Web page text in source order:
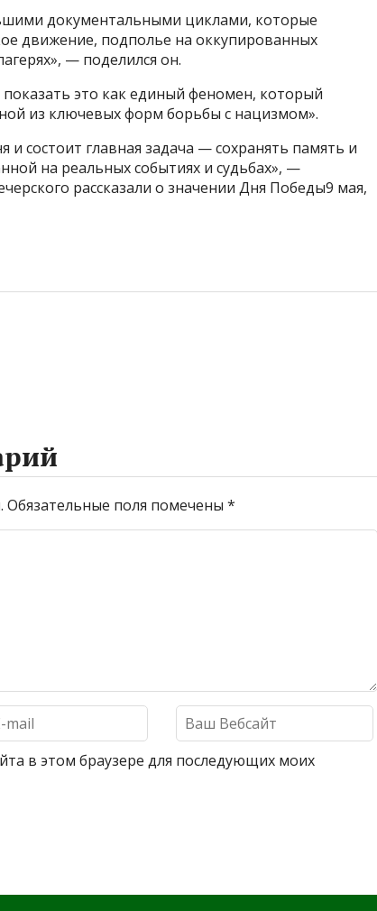
документальными циклами, которые
движение, подполье на оккупированных
— поделился он.
это как единый феномен, который
из ключевых форм борьбы с нацизмом».
и состоит главная задача — сохранять память и
на реальных событиях и судьбах», —
рассказали о значении Дня Победы9 мая,
Обязательные поля помечены *
в этом браузере для последующих моих